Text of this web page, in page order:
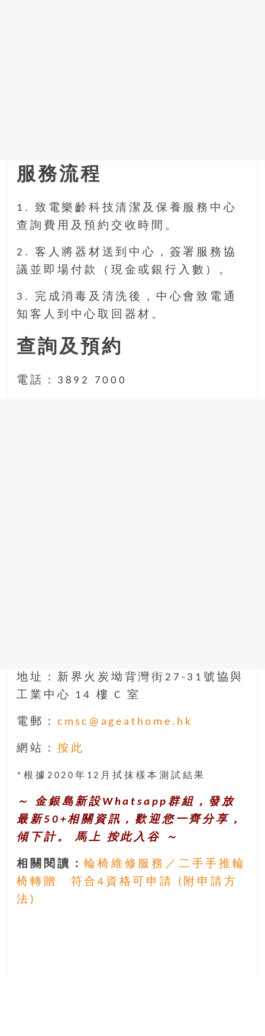
服務流程
1. 致電樂齡科技清潔及保養服務中心
查詢費用及預約交收時間。
2. 客人將器材送到中心，簽署服務協
議並即場付款（現金或銀行入數）。
3. 完成消毒及清洗後，中心會致電通
知客人到中心取回器材。
查詢及預約
電話：3892 7000
地址：新界火炭坳背灣街27-31號協與
工業中心 14 樓 C 室
電郵： cmsc@ageathome.hk
網站： 按此
*根據2020年12月拭抹樣本測試結果
～ 金銀島新設Whatsapp群組，發放
最新50+相關資訊，歡迎您一齊分享，
傾下計。 馬上 按此入谷 ～
相關閱讀：輪椅維修服務／二手手推輪
椅轉贈 符合4資格可申請 (附申請方
法)